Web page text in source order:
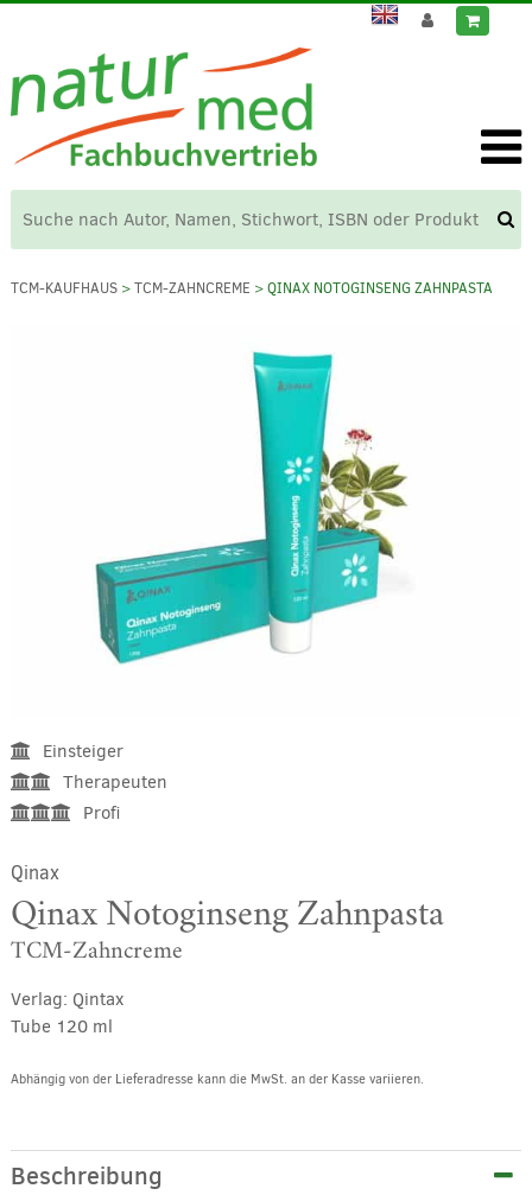
TCM-KAUFHAUS>TCM-ZAHNCREME > QINAX NOTOGINSENG ZAHNPASTA
Einsteiger
Therapeuten
Profi
Qinax
Qinax Notoginseng Zahnpasta
TCM-Zahncreme
Verlag: Qintax
Tube 120 ml
Abhängig von der Lieferadresse kann die MwSt. an der Kasse variieren.
Beschreibung